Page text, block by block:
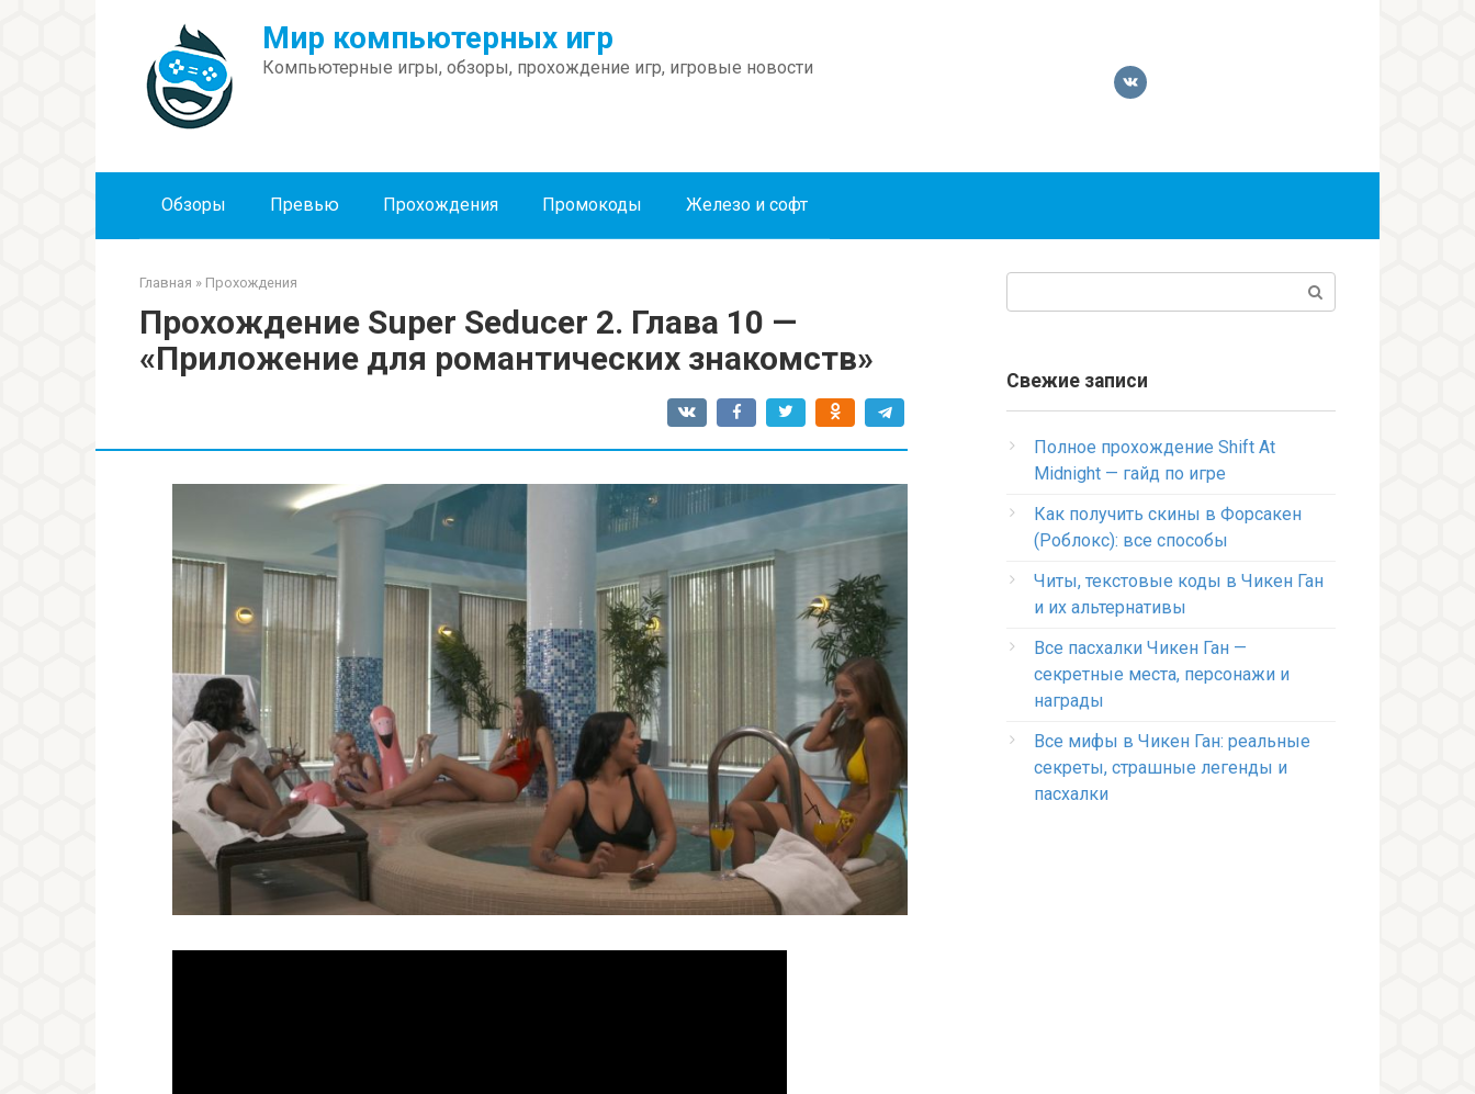
Мир компьютерных игр
Компьютерные игры, обзоры, прохождение игр, игровые новости
Обзоры Превью Прохождения Промокоды Железо и софт
Главная » Прохождения
Прохождение Super Seducer 2. Глава 10 —
«Приложение для романтических знакомств»
Свежие записи
Полное прохождение Shift At
Midnight — гайд по игре
Как получить скины в Форсакен
(Роблокс): все способы
Читы, текстовые коды в Чикен Ган
и их альтернативы
Все пасхалки Чикен Ган —
секретные места, персонажи и
награды
Все мифы в Чикен Ган: реальные
секреты, страшные легенды и
пасхалки